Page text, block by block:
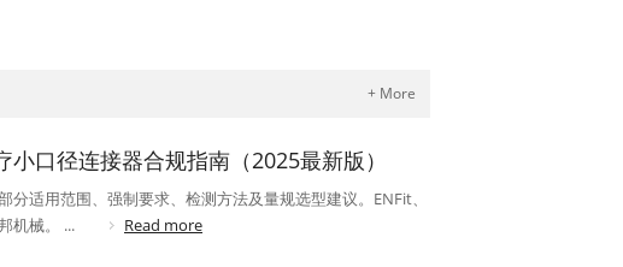
+ More
口径连接器合规指南（2025最新版）
分适用范围、强制要求、检测方法及量规选型建议。ENFit、
机械。 ...
Read more